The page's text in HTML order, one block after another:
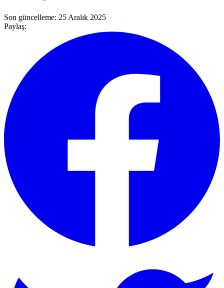
Son güncelleme: 25 Aralık 2025
Paylaş: